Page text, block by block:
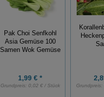
Pak Choi Senfkohl
Asia Gemüse 100
Samen Wok Gemüse
1,99 € *
Grundpreis: 0,02 € / Stück Grundpreis: